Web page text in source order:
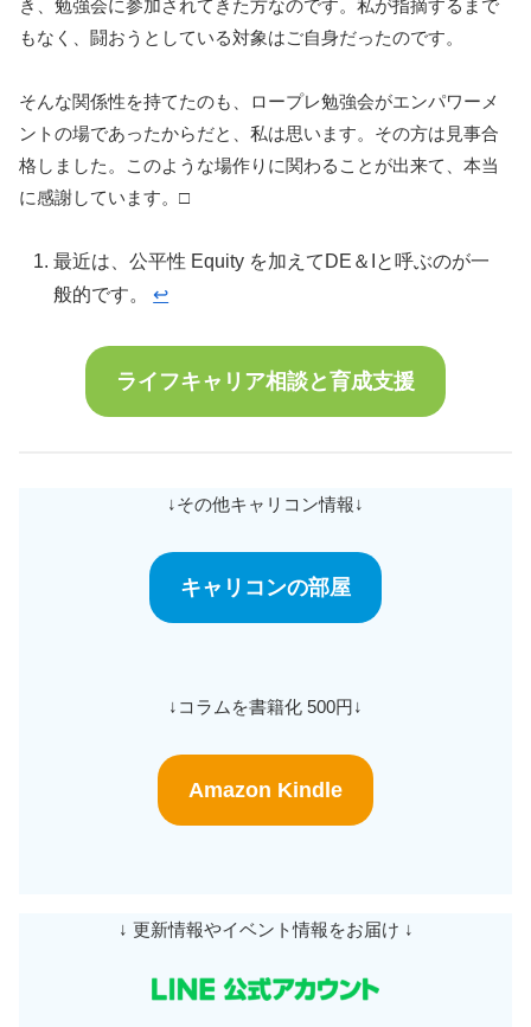
き、勉強会に参加されてきた方なのです。私が指摘するまで
もなく、闘おうとしている対象はご自身だったのです。
そんな関係性を持てたのも、ロープレ勉強会がエンパワーメ
ントの場であったからだと、私は思います。その方は見事合
格しました。このような場作りに関わることが出来て、本当
に感謝しています。□
最近は、公平性 Equity を加えてDE＆Iと呼ぶのが一
般的です。↩︎
ライフキャリア相談と育成支援
↓その他キャリコン情報↓
キャリコンの部屋
↓コラムを書籍化 500円↓
Amazon Kindle
↓ 更新情報やイベント情報をお届け ↓